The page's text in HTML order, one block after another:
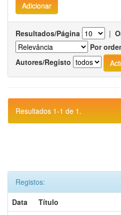
Resultados/Página |
Por
Autores/Registo
Resultados 1-1 de 1.
Registos:
Data
Título